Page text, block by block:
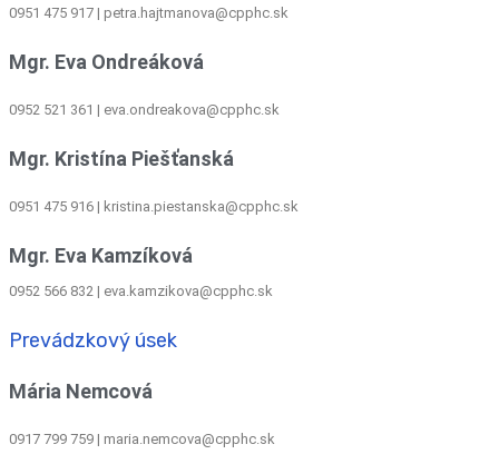
0951 475 917 | petra.hajtmanova@cpphc.sk
Mgr. Eva Ondreáková
0952 521 361 | eva.ondreakova@cpphc.sk
Mgr. Kristína Piešťanská
0951 475 916 | kristina.piestanska@cpphc.sk
Mgr. Eva Kamzíková
0952 566 832 | eva.kamzikova@cpphc.sk
Prevádzkový úsek
Mária Nemcová
0917 799 759 | maria.nemcova@cpphc.sk